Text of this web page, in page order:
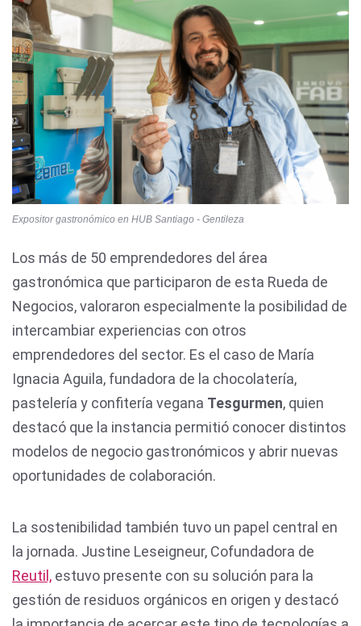
Expositor gastronómico en HUB Santiago - Gentileza
Los más de 50 emprendedores del área
gastronómica que participaron de esta Rueda de
Negocios, valoraron especialmente la posibilidad de
intercambiar experiencias con otros
emprendedores del sector. Es el caso de María
Ignacia Aguila, fundadora de la chocolatería,
pastelería y confitería vegana Tesgurmen, quien
destacó que la instancia permitió conocer distintos
modelos de negocio gastronómicos y abrir nuevas
oportunidades de colaboración.
La sostenibilidad también tuvo un papel central en
la jornada. Justine Leseigneur, Cofundadora de
Reutil, estuvo presente con su solución para la
gestión de residuos orgánicos en origen y destacó